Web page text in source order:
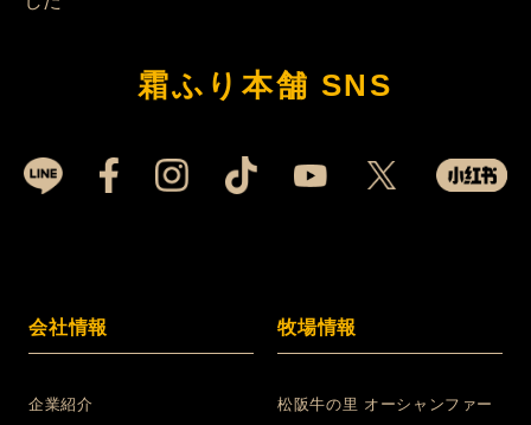
霜ふり本舗 SNS
会社情報
企業紹介
牧場情報
松阪牛の里 オーシャンファー